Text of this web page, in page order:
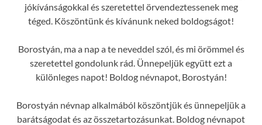
jókívánságokkal és szeretettel örvendeztessenek meg
téged. Köszöntünk és kívánunk neked boldogságot!
Borostyán, ma a nap a te neveddel szól, és mi örömmel és
szeretettel gondolunk rád. Ünnepeljük együtt ezt a
különleges napot! Boldog névnapot, Borostyán!
Borostyán névnap alkalmából köszöntjük és ünnepeljük a
barátságodat és az összetartozásunkat. Boldog névnapot